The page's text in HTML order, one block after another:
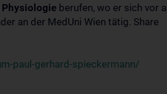
Physiologie berufen, wo er sich vor
an der MedUni Wien tätig. Share
paul-gerhard-spieckermann/